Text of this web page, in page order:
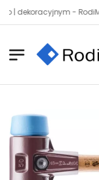
- RodiMAX!